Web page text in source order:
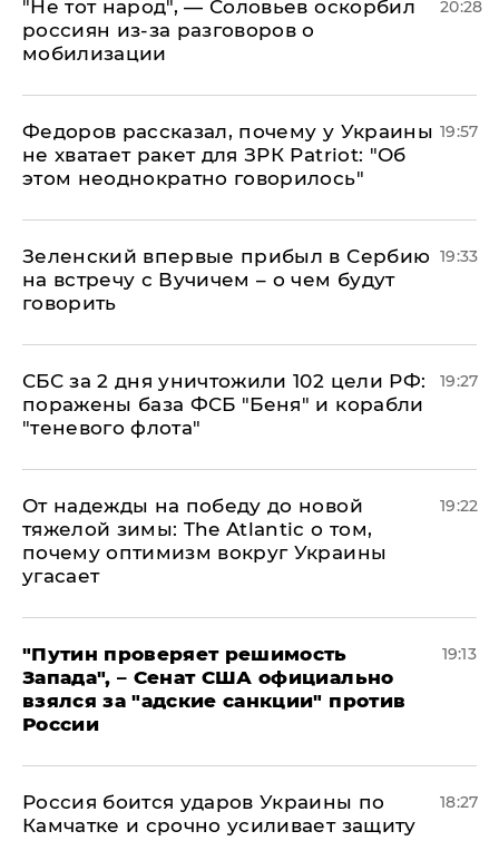
​"Не тот народ", — Соловьев оскорбил
россиян из-за разговоров о
мобилизации
20:28
Федоров рассказал, почему у Украины
не хватает ракет для ЗРК Patriot: "Об
этом неоднократно говорилось"
19:57
Зеленский впервые прибыл в Сербию
на встречу с Вучичем – о чем будут
говорить
19:33
СБС за 2 дня уничтожили 102 цели РФ:
поражены база ФСБ "Беня" и корабли
"теневого флота"
19:27
От надежды на победу до новой
тяжелой зимы: The Atlantic о том,
почему оптимизм вокруг Украины
угасает
19:22
"Путин проверяет решимость
Запада", – Сенат США официально
взялся за "адские санкции" против
России
19:13
Россия боится ударов Украины по
Камчатке и срочно усиливает защиту
18:27